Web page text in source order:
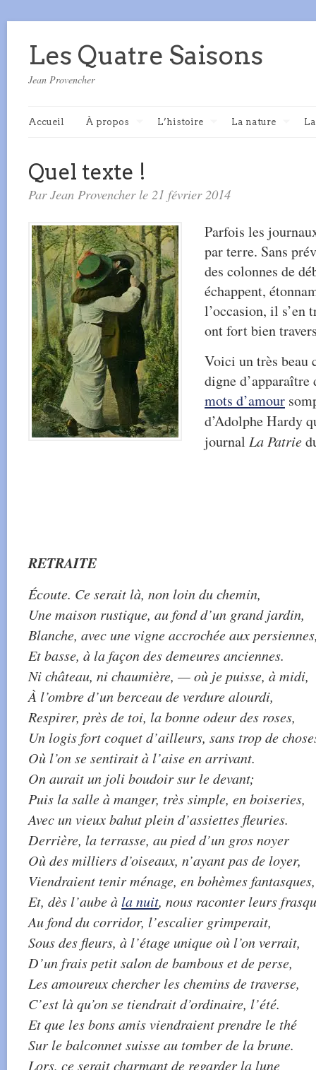
Les Quatre Saisons
Jean Provencher
Accueil À propos L’histoire La nature
Quel texte !
Par Jean Provencher le 21 février 2014
Parfois les
par terre. Sans
des colonnes de
échappent,
l’occasion, il s’en
ont fort bien
Voici un très beau
digne d’apparaître
mots d’amour
d’Adolphe Hardy
journal La Patrie
RETRAITE
Écoute. Ce serait là, non loin du chemin,
Une maison rustique, au fond d’un grand jardin,
Blanche, avec une vigne accrochée aux
Et basse, à la façon des demeures anciennes.
Ni château, ni chaumière, — où je puisse, à midi,
À l’ombre d’un berceau de verdure alourdi,
Respirer, près de toi, la bonne odeur des roses,
Un logis fort coquet d’ailleurs, sans trop de
Où l’on se sentirait à l’aise en arrivant.
On aurait un joli boudoir sur le devant;
Puis la salle à manger, très simple, en boiseries,
Avec un vieux bahut plein d’assiettes fleuries.
Derrière, la terrasse, au pied d’un gros noyer
Où des milliers d’oiseaux, n’ayant pas de loyer,
Viendraient tenir ménage, en bohèmes fantasques,
Et, dès l’aube àla nuit, nous raconter leurs
Au fond du corridor, l’escalier grimperait,
Sous des fleurs, à l’étage unique où l’on verrait,
D’un frais petit salon de bambous et de perse,
Les amoureux chercher les chemins de traverse,
C’est là qu’on se tiendrait d’ordinaire, l’été.
Et que les bons amis viendraient prendre le thé
Sur le balconnet suisse au tomber de la brune.
Lors, ce serait charmant de regarder la lune